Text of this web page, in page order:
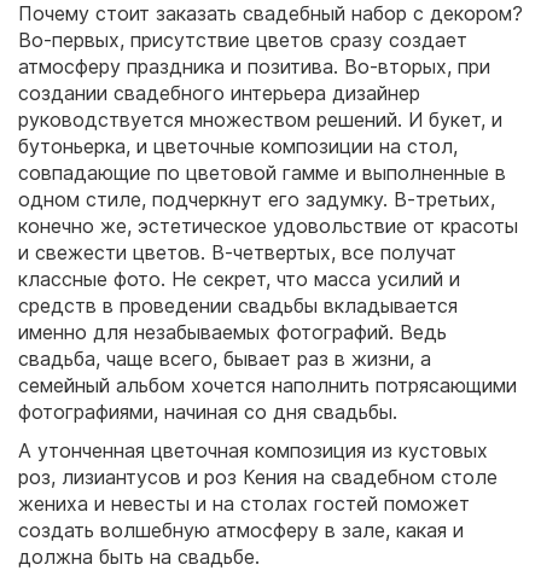
Почему стоит заказать свадебный набор с декором?
Во-первых, присутствие цветов сразу создает
атмосферу праздника и позитива. Во-вторых, при
создании свадебного интерьера дизайнер
руководствуется множеством решений. И букет, и
бутоньерка, и цветочные композиции на стол,
совпадающие по цветовой гамме и выполненные в
одном стиле, подчеркнут его задумку. В-третьих,
конечно же, эстетическое удовольствие от красоты
и свежести цветов. В-четвертых, все получат
классные фото. Не секрет, что масса усилий и
средств в проведении свадьбы вкладывается
именно для незабываемых фотографий. Ведь
свадьба, чаще всего, бывает раз в жизни, а
семейный альбом хочется наполнить потрясающими
фотографиями, начиная со дня свадьбы.
А утонченная цветочная композиция из кустовых
роз, лизиантусов и роз Кения на свадебном столе
жениха и невесты и на столах гостей поможет
создать волшебную атмосферу в зале, какая и
должна быть на свадьбе.